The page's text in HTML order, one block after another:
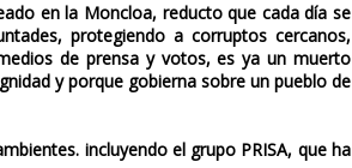
en la Moncloa, reducto que cada día se
protegiendo a corruptos cercanos,
de prensa y votos, es ya un muerto
y porque gobierna sobre un pueblo de
incluyendo el grupo PRISA, que ha